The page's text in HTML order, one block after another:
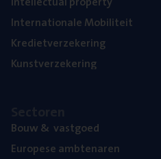
Inter­na­ti­o­na­le Mobiliteit
Kre­diet­ver­ze­ke­ring
Kunst­ver­ze­ke­ring
Bouw& vastgoed
Euro­pe­se ambtenaren